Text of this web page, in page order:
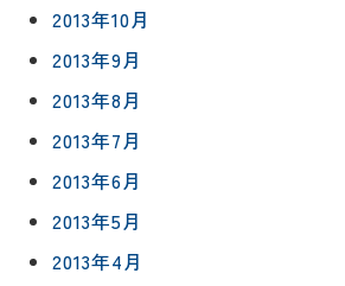
2013年10月
2013年9月
2013年8月
2013年7月
2013年6月
2013年5月
2013年4月